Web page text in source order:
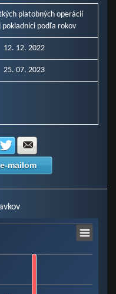
platobných operácií
pokladnici podľa rokov
12. 12. 2022
25. 07. 2023
na LinkedIn
Zdielať na Pinterest
Zdielať na Twitter
mailom